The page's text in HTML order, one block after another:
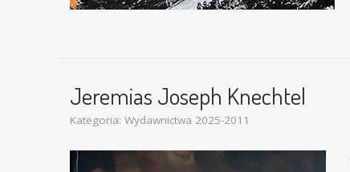
Jeremias Joseph Knechtel
Kategoria: Wydawnictwa 2025-2011